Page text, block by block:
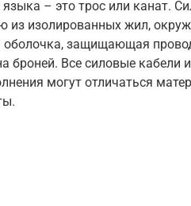
– это трос или канат.
из изолированных жил,
защищающая
броней. Все силовые кабели
могут отличаться